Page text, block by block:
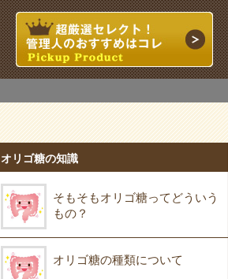
オリゴ糖の知識
そもそもオリゴ糖ってどういう
もの？
オリゴ糖の種類について